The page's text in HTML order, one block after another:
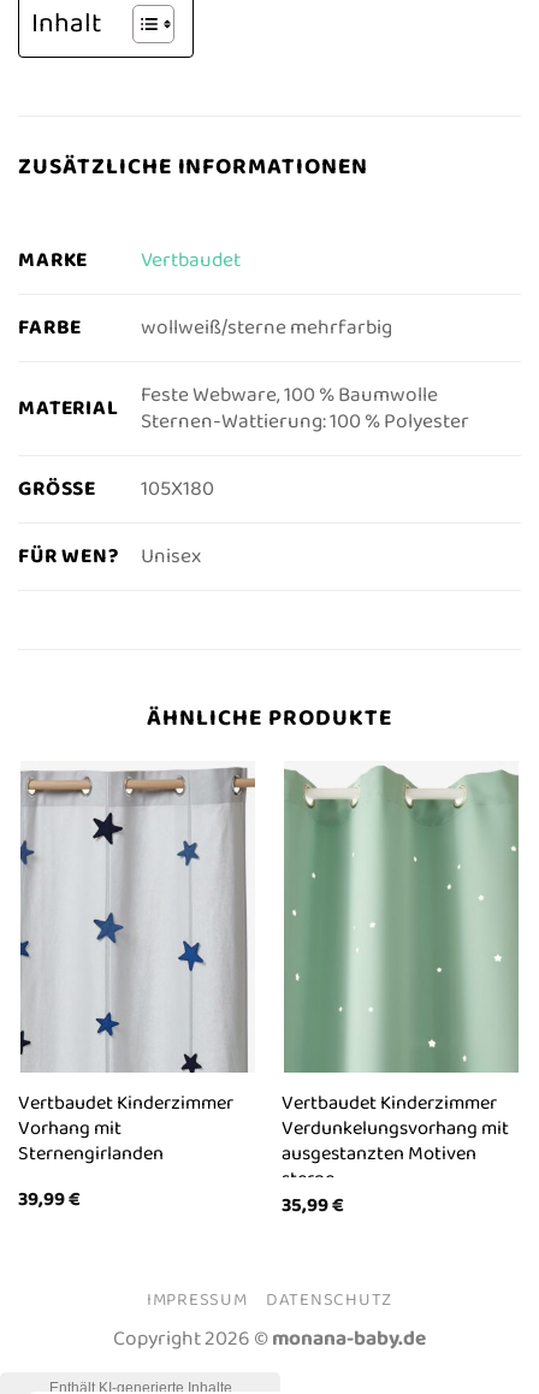
Inhalt
ZUSÄTZLICHE INFORMATIONEN
MARKE Vertbaudet
FARBE wollweiß/sterne mehrfarbig
MATERIAL
Feste Webware, 100 % Baumwolle
Sternen-Wattierung: 100 % Polyester
GRÖSSE 105X180
FÜR WEN? Unisex
ÄHNLICHE PRODUKTE
Vertbaudet Kinderzimmer
Vorhang mit
Sternengirlanden
39,99€
Vertbaudet Kinderzimmer
Verdunkelungsvorhang mit
ausgestanzten Motiven
sterne
35,99€
IMPRESSUM DATENSCHUTZ
Copyright 2026 ©monana-baby.de